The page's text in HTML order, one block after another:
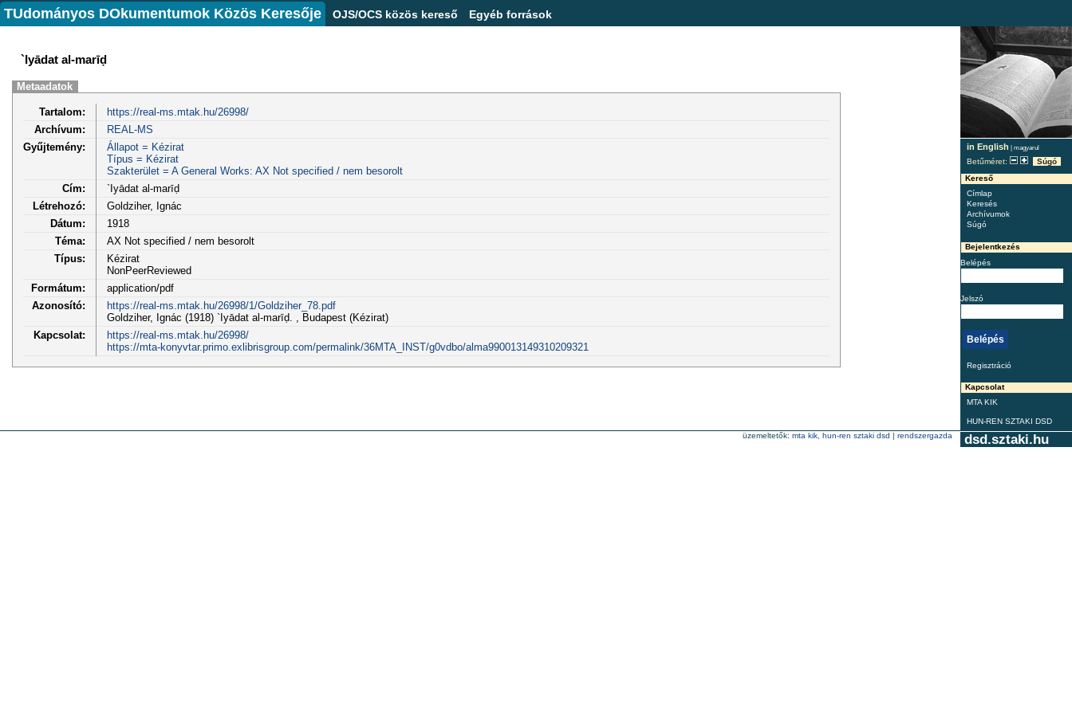
TUdományos DOkumentumok Közös Keresője OJS/OCS közös kereső Egyéb források
in English | magyarul
Betűméret:
Súgó
Kereső
Címlap
Keresés
Archívumok
Súgó
Bejelentkezés
Belépés
Jelszó
Regisztráció
Kapcsolat
MTA KIK
HUN-REN SZTAKI DSD
`Iyādat al-marīḍ
Metaadatok
Tartalom:
https://real-ms.mtak.hu/26998/
Archívum:
REAL-MS
Gyűjtemény:
Állapot = Kézirat
Típus = Kézirat
Szakterület = A General Works: AX Not specified / nem besorolt
Cím:
`Iyādat al-marīḍ
Létrehozó:
Goldziher, Ignác
Dátum:
1918
Téma:
AX Not specified / nem besorolt
Típus:
Kézirat
NonPeerReviewed
Formátum:
application/pdf
Azonosító:
https://real-ms.mtak.hu/26998/1/Goldziher_78.pdf
Goldziher, Ignác (1918) `Iyādat al-marīḍ. , Budapest (Kézirat)
Kapcsolat:
https://real-ms.mtak.hu/26998/
https://mta-konyvtar.primo.exlibrisgroup.com/permalink/36MTA_INST/g0vdbo/alma990013149310209321
dsd.sztaki.hu
üzemeltetők: mta kik hun-ren sztaki dsd | rendszergazda